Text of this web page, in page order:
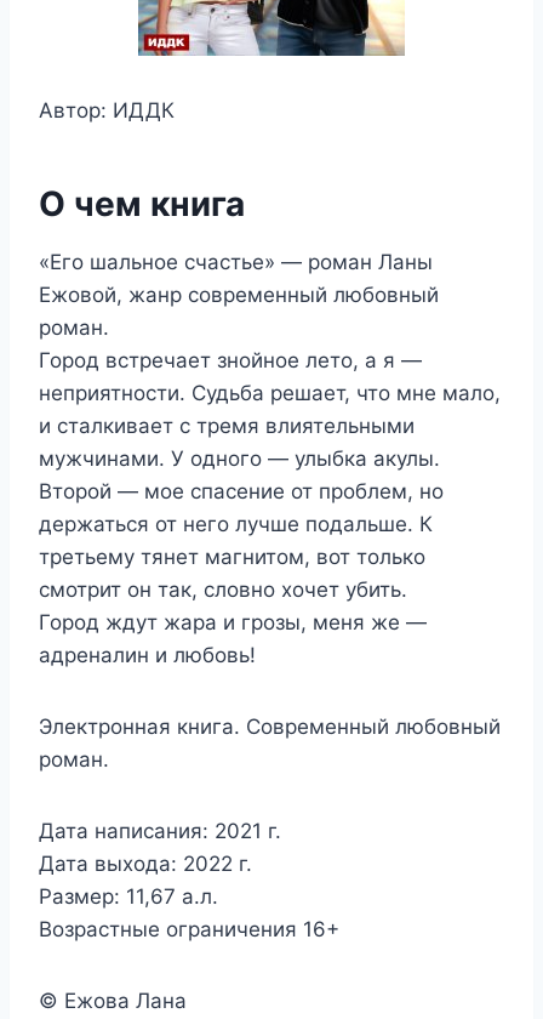
Автор: ИДДК
О чем книга
«Его шальное счастье» — роман Ланы
Ежовой, жанр современный любовный
роман.
Город встречает знойное лето, а я —
неприятности. Судьба решает, что мне мало,
и сталкивает с тремя влиятельными
мужчинами. У одного — улыбка акулы.
Второй — мое спасение от проблем, но
держаться от него лучше подальше. К
третьему тянет магнитом, вот только
смотрит он так, словно хочет убить.
Город ждут жара и грозы, меня же —
адреналин и любовь!
Электронная книга. Современный любовный
роман.
Дата написания: 2021 г.
Дата выхода: 2022 г.
Размер: 11,67 а.л.
Возрастные ограничения 16+
© Ежова Лана